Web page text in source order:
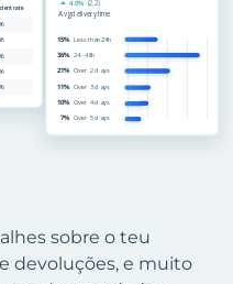
sobre o teu
devoluções, e muito